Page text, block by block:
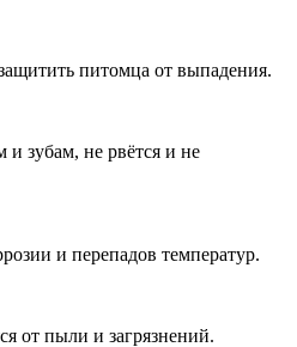
питомца от выпадения.
и зубам, не рвётся и не
и перепадов температур.
от пыли и загрязнений.